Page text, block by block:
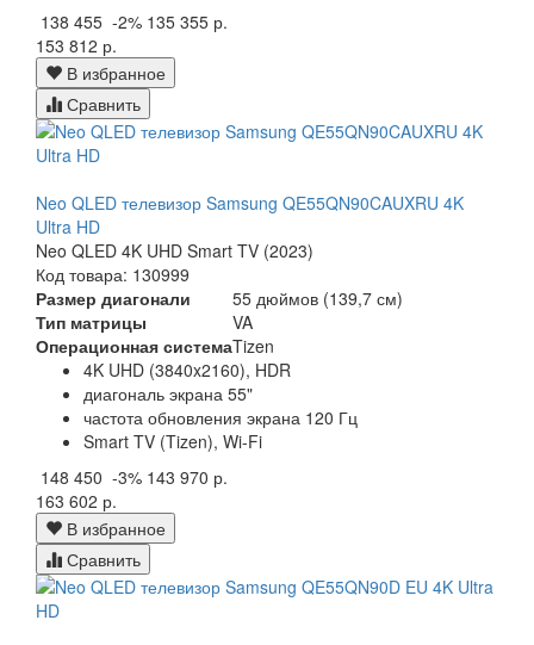
138 455 -2% 135 355 р.
153 812 р.
В избранное
Сравнить
Neo QLED телевизор Samsung QE55QN90CAUXRU 4K
Ultra HD
Neo QLED 4K UHD Smart TV (2023)
Код товара: 130999
Размер диагонали
55 дюймов (139,7 см)
Тип матрицы
VA
Операционная системаTizen
4K UHD (3840x2160), HDR
диагональ экрана 55"
частота обновления экрана 120 Гц
Smart TV (Tizen), Wi-Fi
148 450 -3% 143 970 р.
163 602 р.
В избранное
Сравнить